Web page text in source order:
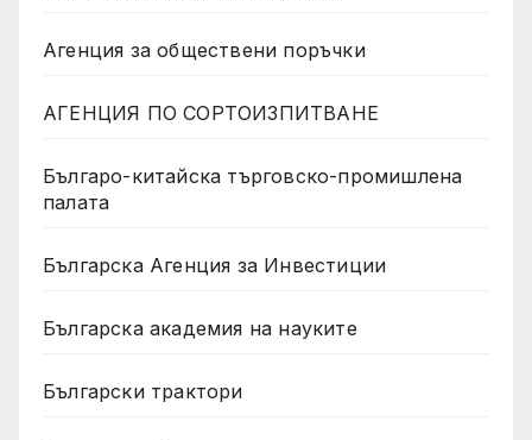
Агенция за обществени поръчки
АГЕНЦИЯ ПО СОРТОИЗПИТВАНЕ
Българо-китайска търговско-промишлена
палата
Българска Агенция за Инвестиции
Българска академия на науките
Български трактори